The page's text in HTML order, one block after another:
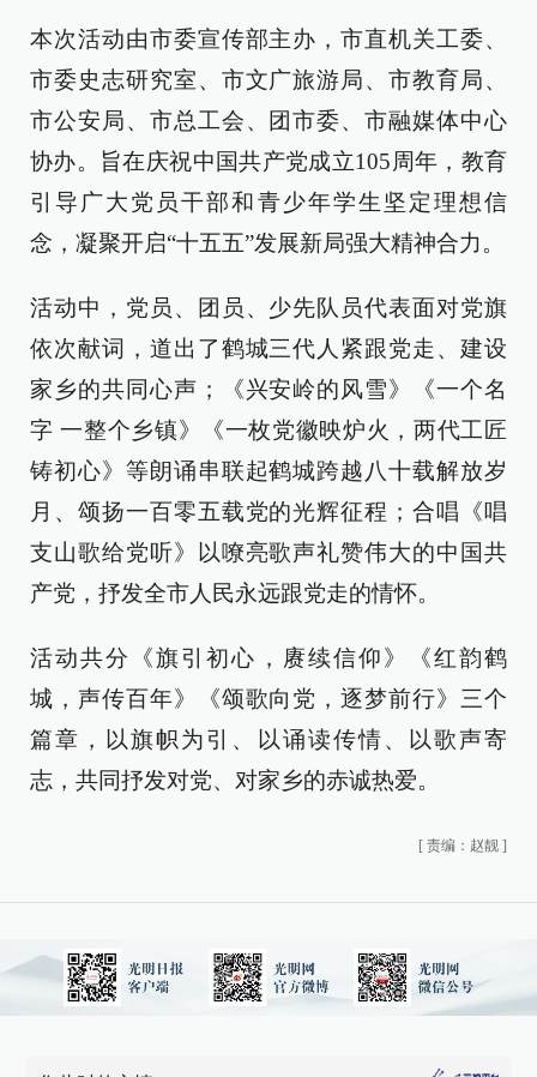
本次活动由市委宣传部主办，市直机关工委、
市委史志研究室、市文广旅游局、市教育局、
市公安局、市总工会、团市委、市融媒体中心
协办。旨在庆祝中国共产党成立105周年，教育
引导广大党员干部和青少年学生坚定理想信
念，凝聚开启“十五五”发展新局强大精神合力。
活动中，党员、团员、少先队员代表面对党旗
依次献词，道出了鹤城三代人紧跟党走、建设
家乡的共同心声；《兴安岭的风雪》《一个名
字 一整个乡镇》《一枚党徽映炉火，两代工匠
铸初心》等朗诵串联起鹤城跨越八十载解放岁
月、颂扬一百零五载党的光辉征程；合唱《唱
支山歌给党听》以嘹亮歌声礼赞伟大的中国共
产党，抒发全市人民永远跟党走的情怀。
活动共分《旗引初心，赓续信仰》《红韵鹤
城，声传百年》《颂歌向党，逐梦前行》三个
篇章，以旗帜为引、以诵读传情、以歌声寄
志，共同抒发对党、对家乡的赤诚热爱。
[ 责编：赵靓 ]